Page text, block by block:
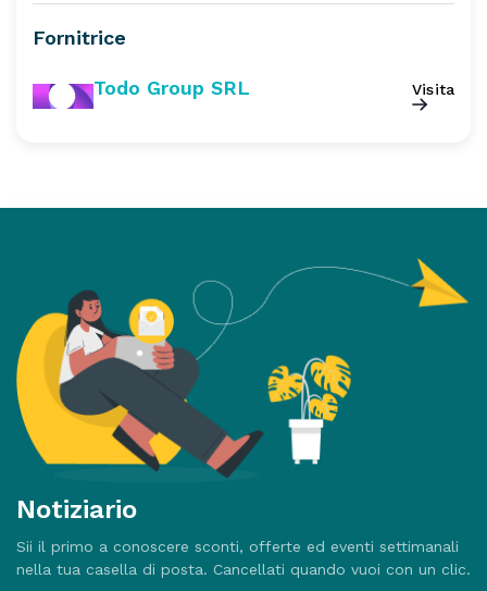
Fornitrice
Todo Group SRL Visita
Notiziario
Sii il primo a conoscere sconti, offerte ed eventi settimanali
nella tua casella di posta. Cancellati quando vuoi con un clic.